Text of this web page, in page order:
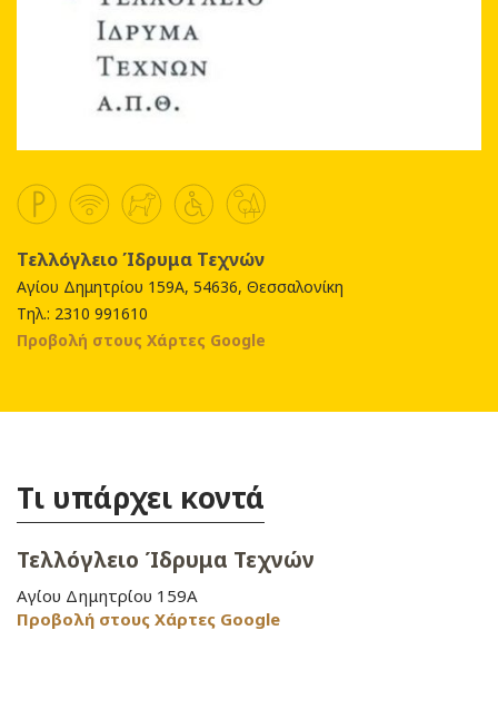
Τελλόγλειο Ίδρυμα Τεχνών
Αγίου Δημητρίου 159Α, 54636, Θεσσαλονίκη
Τηλ.: 2310 991610
Προβολή στους Χάρτες Google
Τι υπάρχει κοντά
Τελλόγλειο Ίδρυμα Τεχνών
Αγίου Δημητρίου 159Α
Προβολή στους Χάρτες Google